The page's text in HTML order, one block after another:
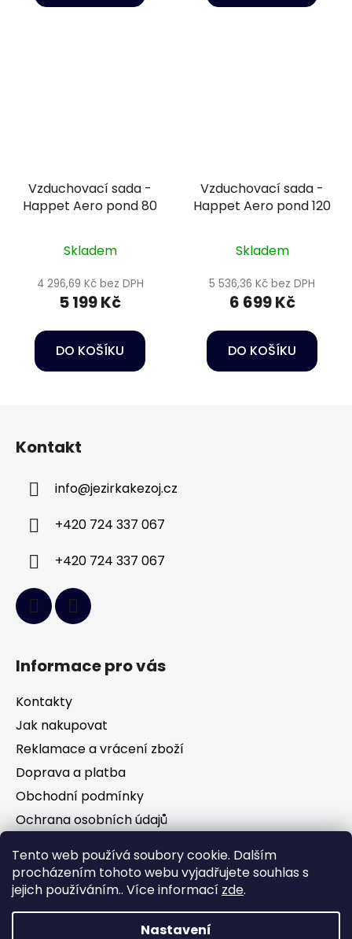
Tento web používá soubory cookie. Dalším
procházením tohoto webu vyjadřujete souhlas s
jejich používáním.. Více informací zde.
Nastavení
Vzduchovací sada -
Happet Aero pond 80
Skladem
4 296,69 Kč bez DPH
5 199 Kč
DO KOŠÍKU
Vzduchovací sada -
Happet Aero pond 120
Skladem
5 536,36 Kč bez DPH
6 699 Kč
DO KOŠÍKU
Kontakt
info@jezirkakezoj.cz
+420 724 337 067
+420 724 337 067
Informace pro vás
Kontakty
Jak nakupovat
Reklamace a vrácení zboží
Doprava a platba
Obchodní podmínky
Ochrana osobních údajů
Facebook